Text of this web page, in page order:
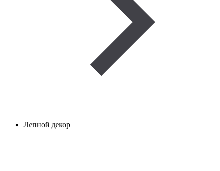
Лепной декор